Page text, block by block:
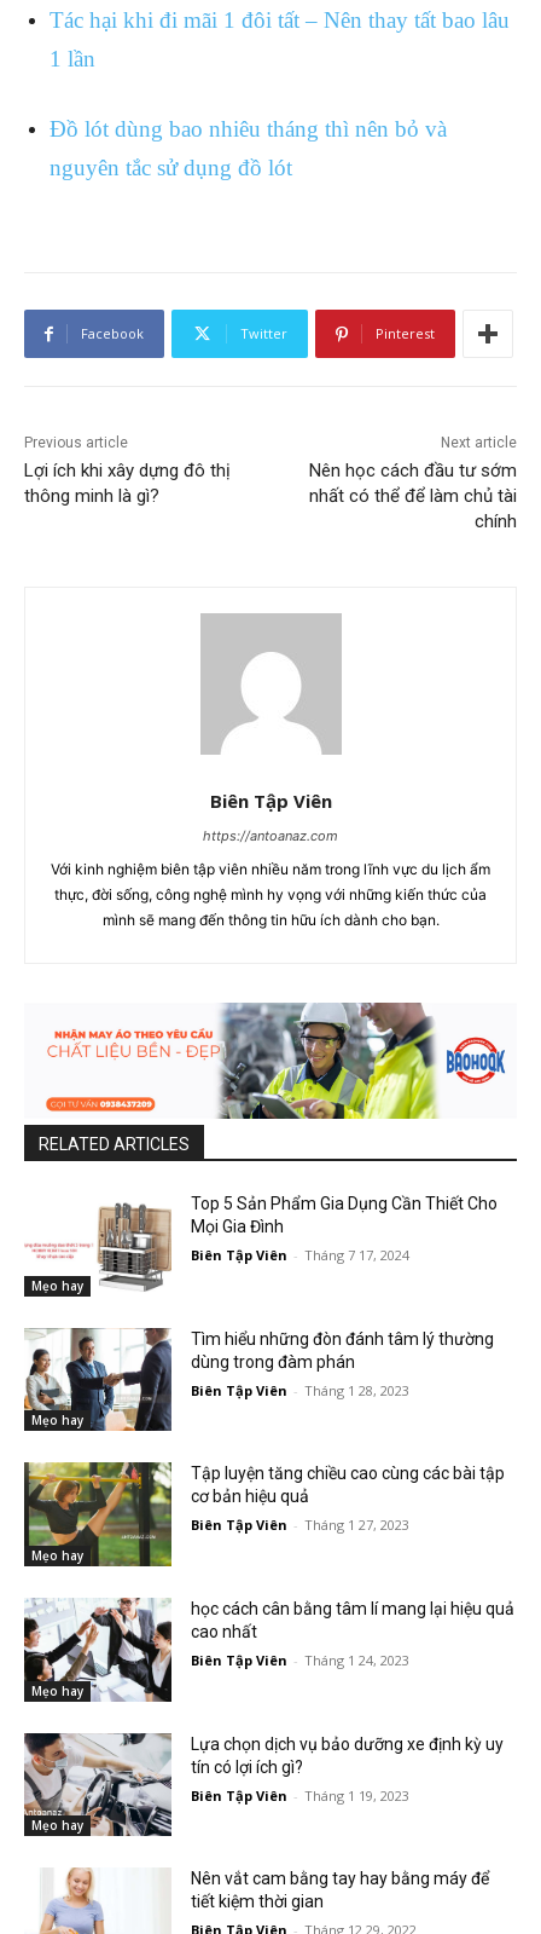
Tác hại khi đi mãi 1 đôi tất – Nên thay tất bao lâu
1 lần
Đồ lót dùng bao nhiêu tháng thì nên bỏ và
nguyên tắc sử dụng đồ lót
Facebook Twitter Pinterest
Previous article
Lợi ích khi xây dựng đô thị
thông minh là gì?
Next article
Nên học cách đầu tư sớm
nhất có thể để làm chủ tài
chính
Biên Tập Viên
https://antoanaz.com
Với kinh nghiệm biên tập viên nhiều năm trong lĩnh vực du lịch ẩm
thực, đời sống, công nghệ mình hy vọng với những kiến thức của
mình sẽ mang đến thông tin hữu ích dành cho bạn.
RELATED ARTICLES
Mẹo hay
Top 5 Sản Phẩm Gia Dụng Cần Thiết Cho
Mọi Gia Đình
Biên Tập Viên - Tháng 7 17, 2024
Mẹo hay
Tìm hiểu những đòn đánh tâm lý thường
dùng trong đàm phán
Biên Tập Viên - Tháng 1 28, 2023
Mẹo hay
Tập luyện tăng chiều cao cùng các bài tập
cơ bản hiệu quả
Biên Tập Viên - Tháng 1 27, 2023
Mẹo hay
học cách cân bằng tâm lí mang lại hiệu quả
cao nhất
Biên Tập Viên - Tháng 1 24, 2023
Mẹo hay
Lựa chọn dịch vụ bảo dưỡng xe định kỳ uy
tín có lợi ích gì?
Biên Tập Viên - Tháng 1 19, 2023
Nên vắt cam bằng tay hay bằng máy để
tiết kiệm thời gian
Biên Tập Viên - Tháng 12 29, 2022